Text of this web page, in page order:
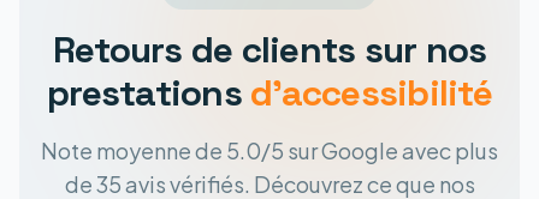
Retours de clients sur nos
prestations d'accessibilité
Note moyenne de 5.0/5 sur Google avec plus
de 35 avis vérifiés. Découvrez ce que nos